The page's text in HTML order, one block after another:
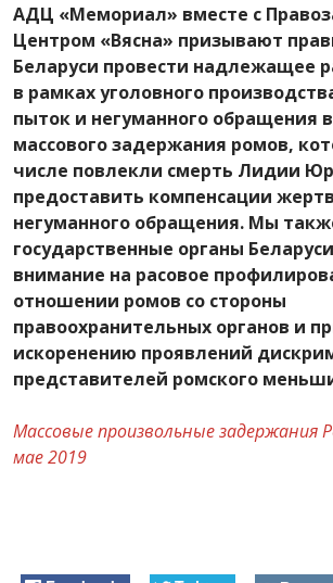
АДЦ «Мемориал» вместе с
Центром «Вясна» призывают
Беларуси провести надлежащее
в рамках уголовного
пыток и негуманного обращения
массового задержания ромов,
числе повлекли смерть Лидии
предоставить компенсации
негуманного обращения. Мы
государственные органы
внимание на расовое
отношении ромов со стороны
правоохранительных органов и
искоренению проявлений
представителей ромского
Массовые произвольные задержания
мае 2019